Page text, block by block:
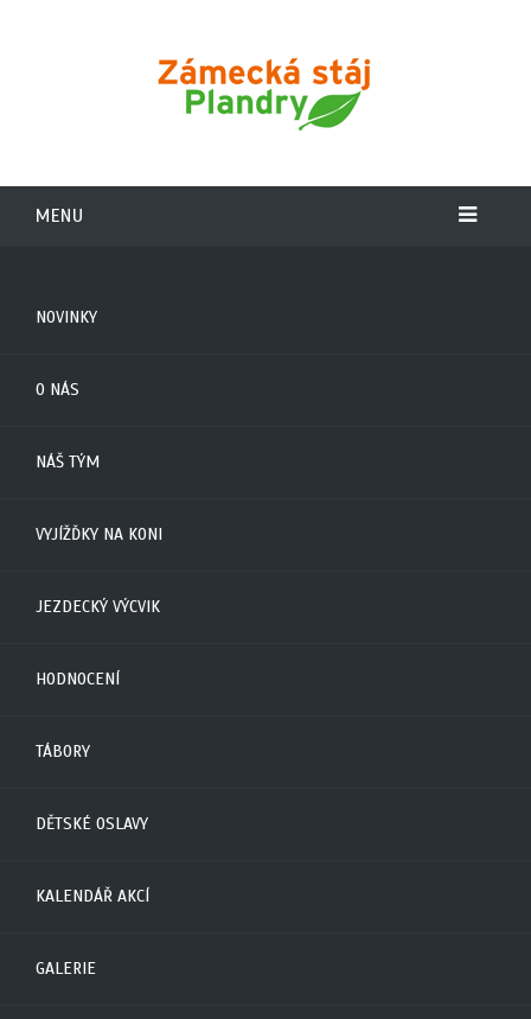
MENU
NOVINKY
O NÁS
NÁŠ TÝM
VYJÍŽĎKY NA KONI
JEZDECKÝ VÝCVIK
HODNOCENÍ
TÁBORY
DĚTSKÉ OSLAVY
KALENDÁŘ AKCÍ
GALERIE